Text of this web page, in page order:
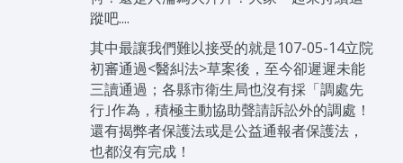
蹤吧....
其中最讓我們難以接受的就是107-05-14立院
初審通過<醫糾法>草案後，至今卻遲遲未能
三讀通過；各縣市衛生局也沒有採「調處先
行｣作為，積極主動協助聲請訴訟外的調處！
還有揭弊者保護法或是公益通報者保護法，
也都沒有完成！